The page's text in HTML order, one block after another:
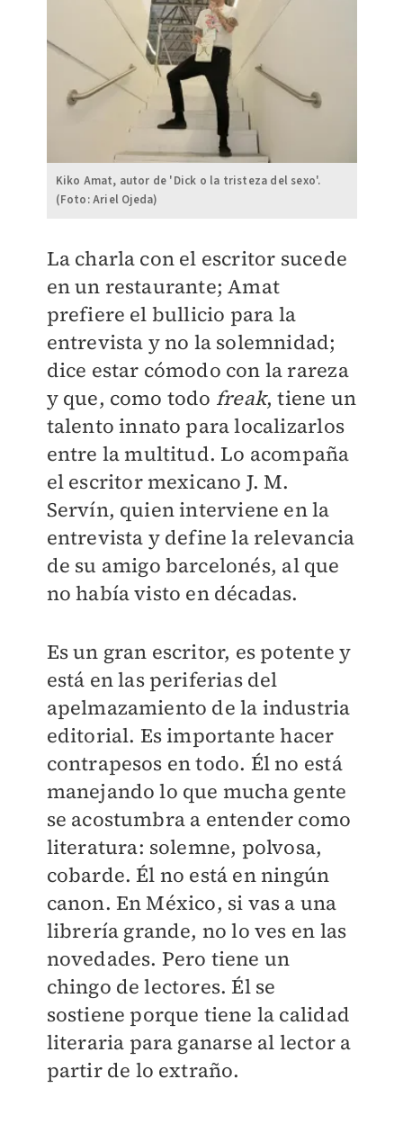
Kiko Amat, autor de 'Dick o la tristeza del sexo'.
(Foto: Ariel Ojeda)
La charla con el escritor sucede
en un restaurante; Amat
prefiere el bullicio para la
entrevista y no la solemnidad;
dice estar cómodo con la rareza
y que, como todo freak, tiene un
talento innato para localizarlos
entre la multitud. Lo acompaña
el escritor mexicano J. M.
Servín, quien interviene en la
entrevista y define la relevancia
de su amigo barcelonés, al que
no había visto en décadas.
Es un gran escritor, es potente y
está en las periferias del
apelmazamiento de la industria
editorial. Es importante hacer
contrapesos en todo. Él no está
manejando lo que mucha gente
se acostumbra a entender como
literatura: solemne, polvosa,
cobarde. Él no está en ningún
canon. En México, si vas a una
librería grande, no lo ves en las
novedades. Pero tiene un
chingo de lectores. Él se
sostiene porque tiene la calidad
literaria para ganarse al lector a
partir de lo extraño.